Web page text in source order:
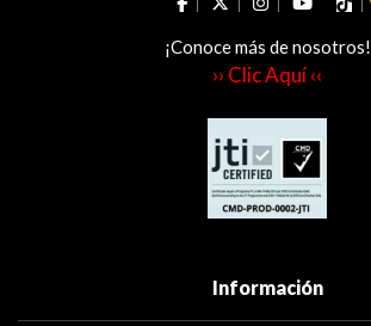
¡Conoce más de nosotros!
›› Clic Aquí ‹‹
Información